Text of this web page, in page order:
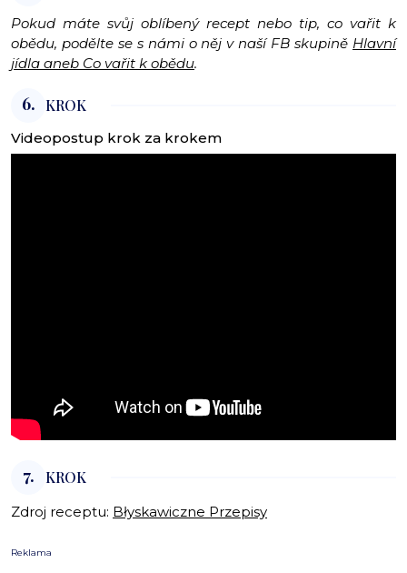
Pokud máte svůj oblíbený recept nebo tip, co vařit k
obědu, podělte se s námi o něj v naší FB skupině Hlavní
jídla aneb Co vařit k obědu.
6. KROK
Videopostup krok za krokem
7. KROK
Zdroj receptu: Błyskawiczne Przepisy
Reklama